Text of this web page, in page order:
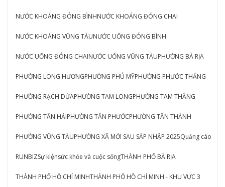
NƯỚC KHOÁNG ĐÓNG BÌNHNƯỚC KHOÁNG ĐÓNG CHAI
NƯỚC KHOÁNG VŨNG TÀUNƯỚC UỐNG ĐÓNG BÌNH
NƯỚC UỐNG ĐÓNG CHAINƯỚC UỐNG VŨNG TÀUPHƯỜNG BÀ RỊA
PHƯỜNG LONG HƯƠNGPHƯỜNG PHÚ MỸPHƯỜNG PHƯỚC THẮNG
PHƯỜNG RẠCH DỪAPHƯỜNG TAM LONGPHƯỜNG TAM THẮNG
PHƯỜNG TÂN HẢIPHƯỜNG TÂN PHƯỚCPHƯỜNG TÂN THÀNH
PHƯỜNG VŨNG TÀUPHƯỜNG XÃ MỚI SAU SÁP NHẬP 2025Quảng cáo
RUNBIZSự kiệnsức khỏe và cuộc sốngTHÀNH PHỐ BÀ RỊA
THÀNH PHỐ HỒ CHÍ MINHTHÀNH PHỐ HỒ CHÍ MINH - KHU VỰC 3